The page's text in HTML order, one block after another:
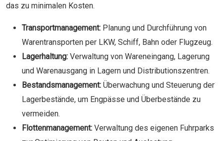
das zu minimalen Kosten.
Transportmanagement: Planung und Durchführung von
Warentransporten per LKW, Schiff, Bahn oder Flugzeug.
Lagerhaltung: Verwaltung von Wareneingang, Lagerung
und Warenausgang in Lagern und Distributionszentren.
Bestandsmanagement: Überwachung und Steuerung der
Lagerbestände, um Engpässe und Überbestände zu
vermeiden.
Flottenmanagement: Verwaltung des eigenen Fuhrparks